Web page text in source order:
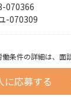
070366
-070309
条件の詳細は、面
に応募する